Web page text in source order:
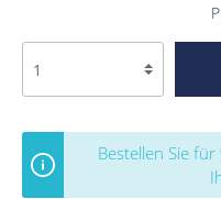
Bestellen Sie